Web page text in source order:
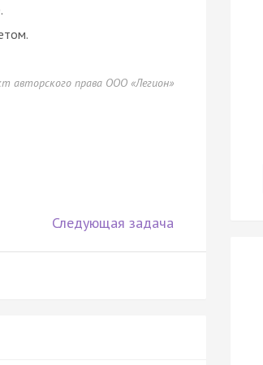
авторского права ООО «Легион»
Следующая задача